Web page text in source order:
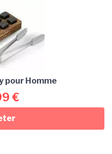
pour Homme
€